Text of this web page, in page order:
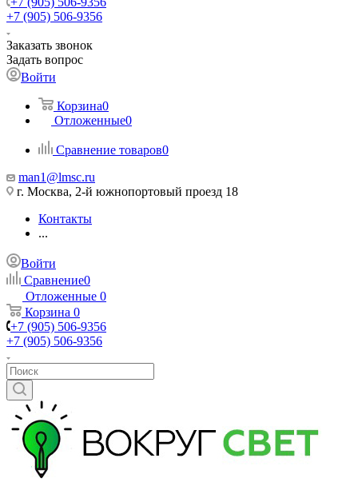
+7 (905) 506-9356
Заказать звонок
Задать вопрос
Войти
Корзина0
Отложенные0
Сравнение товаров0
man1@lmsc.ru
г. Москва, 2-й южнопортовый проезд 18
Контакты
...
Войти
Сравнение0
Отложенные 0
Корзина 0
+7 (905) 506-9356
+7 (905) 506-9356